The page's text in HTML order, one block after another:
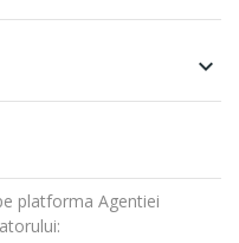

platforma Agentiei